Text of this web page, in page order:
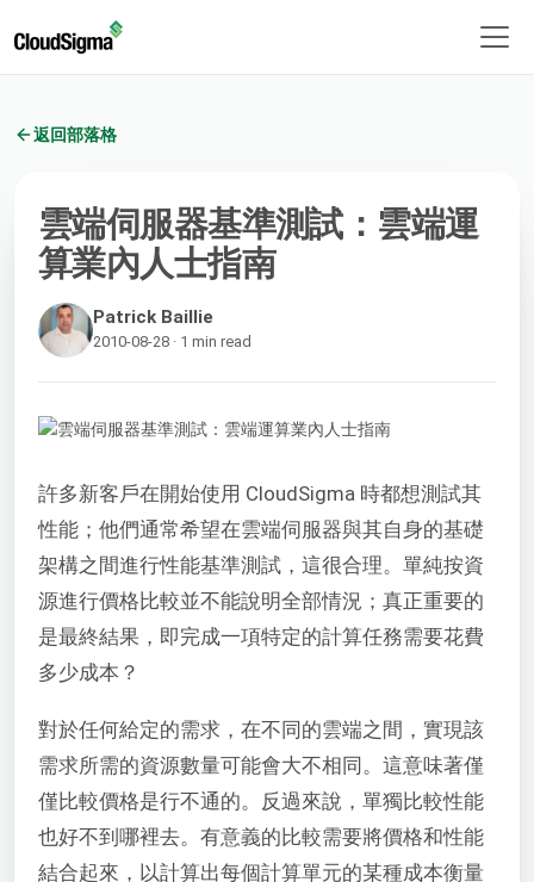
返回部落格
雲端伺服器基準測試：雲端運
算業內人士指南
Patrick Baillie
2010-08-28 · 1 min read
許多新客戶在開始使用 CloudSigma 時都想測試其
性能；他們通常希望在雲端伺服器與其自身的基礎
架構之間進行性能基準測試，這很合理。單純按資
源進行價格比較並不能說明全部情況；真正重要的
是最終結果，即完成一項特定的計算任務需要花費
多少成本？
對於任何給定的需求，在不同的雲端之間，實現該
需求所需的資源數量可能會大不相同。這意味著僅
僅比較價格是行不通的。反過來說，單獨比較性能
也好不到哪裡去。有意義的比較需要將價格和性能
結合起來，以計算出每個計算單元的某種成本衡量